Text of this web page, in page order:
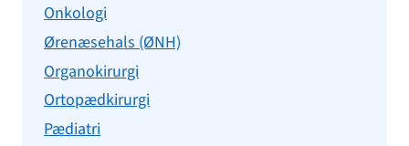
Onkologi
Ørenæsehals (ØNH)
Organokirurgi
Ortopædkirurgi
Pædiatri